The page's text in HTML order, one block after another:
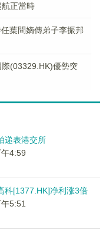
正當時
葉問嫡傳弟子李振邦
(03329.HK)優勢突
递表港交所
4:59
科[1377.HK]净利涨3倍
5:51